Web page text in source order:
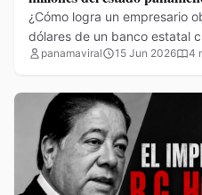
¿Cómo logra un empresario
dólares de un banco estatal
panamaviral 15 Jun 2026 4